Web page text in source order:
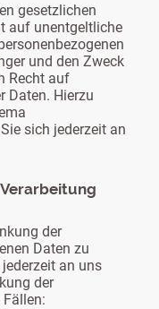
gesetzlichen
auf unentgeltliche
und den Zweck
Recht auf
Daten. Hierzu
sich jederzeit an
der
Daten zu
an uns
der